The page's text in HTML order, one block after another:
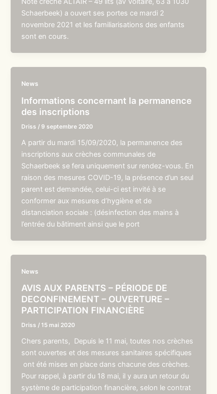
Schaerbeek) a ouvert ses portes ce mardi 2
novembre 2021 et les familiarisations des enfants
sont en cours.
News
Informations concernant la permanence
des inscriptions
Driss / 9 septembre 2020
A partir du mardi 15/09/2020, la permanence des
inscriptions aux crèches communales de
Schaerbeek se fera uniquement sur rendez-vous. En
raison des mesures COVID-19, la présence d’un seul
parent est demandée, celui-ci est invité à se
conformer aux mesures d’hygiène et de
distanciation sociale : (désinfection des mains à
l’entrée du bâtiment ainsi que le port
News
AVIS AUX PARENTS – PÉRIODE DE
DECONFINEMENT – OUVERTURE –
PARTICIPATION FINANCIÈRE
Driss /15 mai 2020
Chers parents, Depuis le 11 mai, toutes nos crèches
sont ouvertes et des mesures sanitaires spécifiques
ont été mises en place dans chacune des crèches.
Pour rappel, à partir du 18 mai, il y aura un retour du
système de participation financière, selon le contrat